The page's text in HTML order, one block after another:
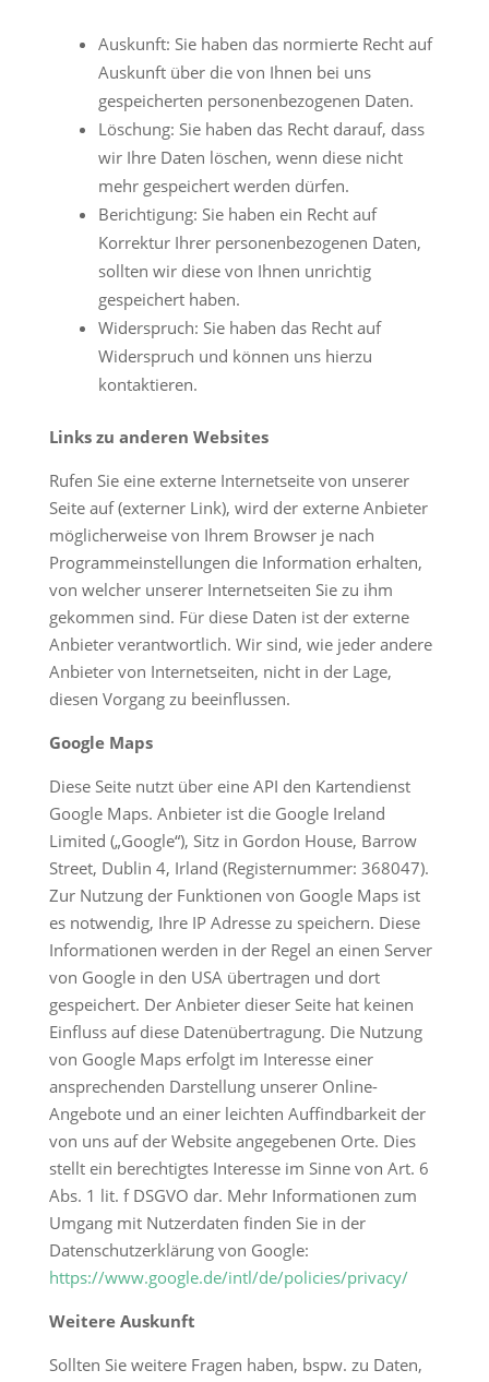
Auskunft: Sie haben das normierte Recht auf
Auskunft über die von Ihnen bei uns
gespeicherten personenbezogenen Daten.
Löschung: Sie haben das Recht darauf, dass
wir Ihre Daten löschen, wenn diese nicht
mehr gespeichert werden dürfen.
Berichtigung: Sie haben ein Recht auf
Korrektur Ihrer personenbezogenen Daten,
sollten wir diese von Ihnen unrichtig
gespeichert haben.
Widerspruch: Sie haben das Recht auf
Widerspruch und können uns hierzu
kontaktieren.
Links zu anderen Websites
Rufen Sie eine externe Internetseite von unserer
Seite auf (externer Link), wird der externe Anbieter
möglicherweise von Ihrem Browser je nach
Programmeinstellungen die Information erhalten,
von welcher unserer Internetseiten Sie zu ihm
gekommen sind. Für diese Daten ist der externe
Anbieter verantwortlich. Wir sind, wie jeder andere
Anbieter von Internetseiten, nicht in der Lage,
diesen Vorgang zu beeinflussen.
Google Maps
Diese Seite nutzt über eine API den Kartendienst
Google Maps. Anbieter ist die Google Ireland
Limited („Google“), Sitz in Gordon House, Barrow
Street, Dublin 4, Irland (Registernummer: 368047).
Zur Nutzung der Funktionen von Google Maps ist
es notwendig, Ihre IP Adresse zu speichern. Diese
Informationen werden in der Regel an einen Server
von Google in den USA übertragen und dort
gespeichert. Der Anbieter dieser Seite hat keinen
Einfluss auf diese Datenübertragung. Die Nutzung
von Google Maps erfolgt im Interesse einer
ansprechenden Darstellung unserer Online-
Angebote und an einer leichten Auffindbarkeit der
von uns auf der Website angegebenen Orte. Dies
stellt ein berechtigtes Interesse im Sinne von Art. 6
Abs. 1 lit. f DSGVO dar. Mehr Informationen zum
Umgang mit Nutzerdaten finden Sie in der
Datenschutzerklärung von Google:
https://www.google.de/intl/de/policies/privacy/
Weitere Auskunft
Sollten Sie weitere Fragen haben, bspw. zu Daten,